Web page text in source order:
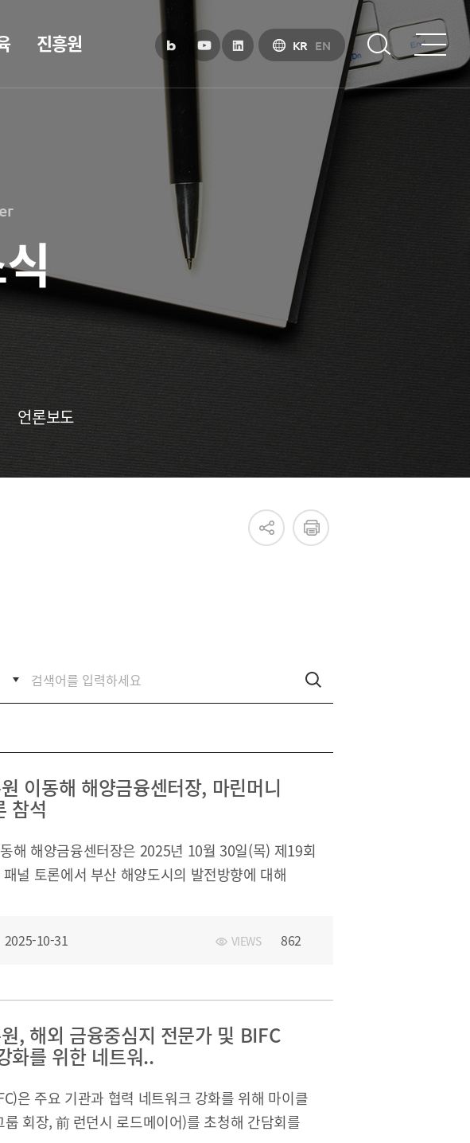
부산금융중심지 소개
부산금융중심지 정책 소개
금융중심지 지정경과 및 특화금융중심지
금융생태계 조성
BIFC 입주환경 소개
인센티브 및 관련법규
진흥원
연혁
해양금융센터
기부금
길
KR EN
언론보도
이동해 해양금융센터장, 마린머니
참석
해 해양금융센터장은 2025년 10월 30일(목) 제19회
널 토론에서 부산 해양도시의 발전방향에 대해
2025-10-31 VIEWS 862
, 해외 금융중심지 전문가 및 BIFC
화를 위한 네트워..
은 주요 기관과 협력 네트워크 강화를 위해 마이클
회장, 前 런던시 로드메이어)를 초청해 간담회를